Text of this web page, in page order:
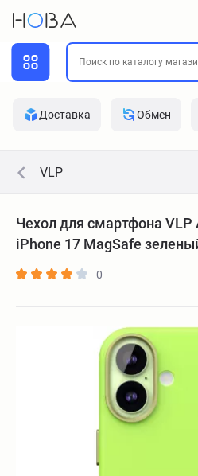
Доставка Обмен
VLP
Чехол для смартфона VLP
iPhone 17 MagSafe
0